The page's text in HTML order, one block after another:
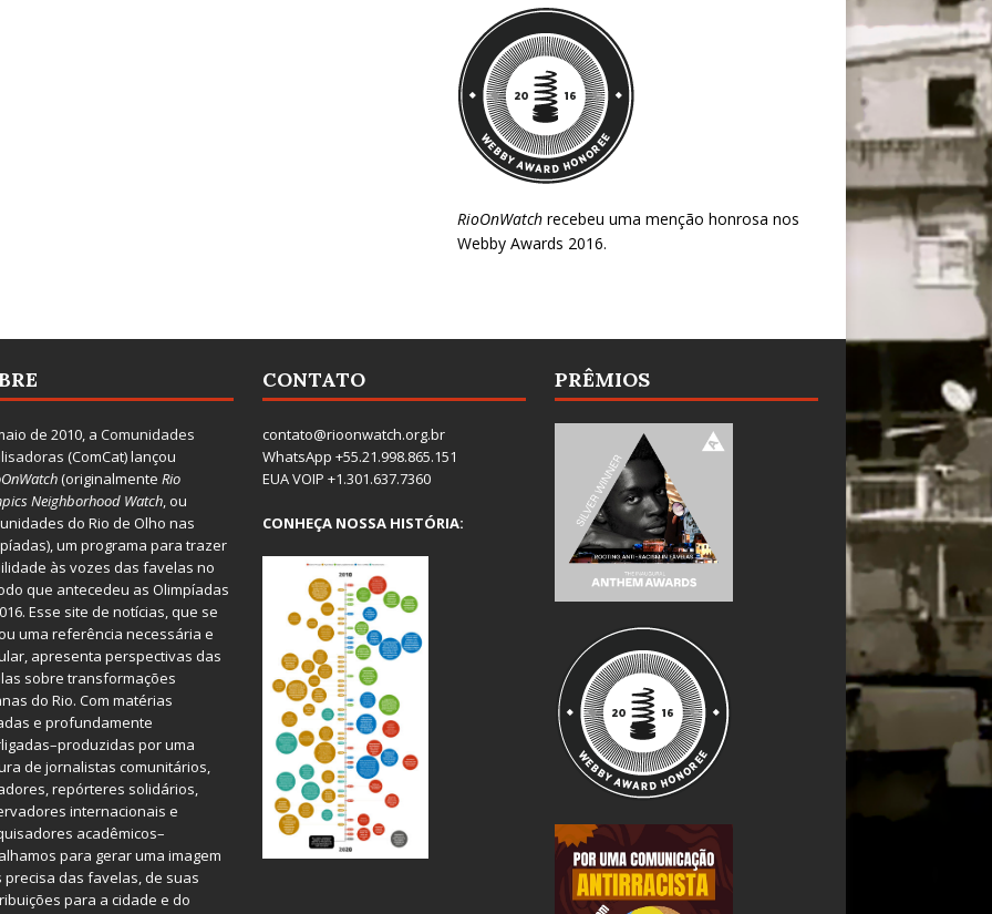
RioOnWatchrecebeu uma menção honrosa nos
Webby Awards 2016.
de 2010, a Comunidades
(ComCat) lançou
(originalmente Rio
Neighborhood Watch, ou
do Rio de Olho nas
um programa para trazer
às vozes das favelas no
que antecedeu as Olimpíadas
Esse site de notícias, que se
uma referência necessária e
apresenta perspectivas das
sobre transformações
do Rio. Com matérias
e profundamente
por uma
de jornalistas comunitários,
repórteres solidários,
internacionais e
acadêmicos–
para gerar uma imagem
precisa das favelas, de suas
para a cidade e do
CONTATO
contato@rioonwatch.org.br
WhatsApp +55.21.998.865.151
EUA VOIP +1.301.637.7360
CONHEÇA NOSSA HISTÓRIA:
PRÊMIOS